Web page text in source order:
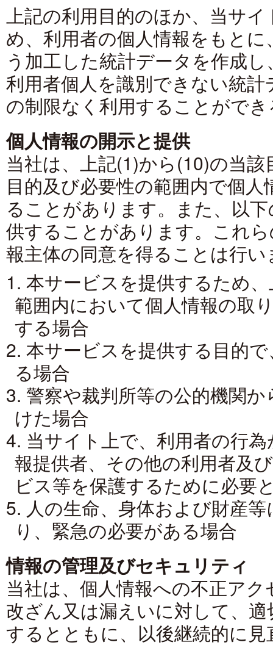
上記の利用目的のほか、当サ
め、利用者の個人情報をもと
う加工した統計データを作成
利用者個人を識別できない統
の制限なく利用することがで
個人情報の開示と提供
当社は、上記(1)から(10)の当
目的及び必要性の範囲内で個
ることがあります。また、以
供することがあります。これ
報主体の同意を得ることは行
1. 本サービスを提供するため
範囲内において個人情報の取
する場合
2. 本サービスを提供する目的
る場合
3. 警察や裁判所等の公的機関
けた場合
4. 当サイト上で、利用者の行
報提供者、その他の利用者及
ビス等を保護するために必要
5. 人の生命、身体および財産
り、緊急の必要がある場合
情報の管理及びセキュリティ
当社は、個人情報への不正ア
改ざん又は漏えいに対して、
するとともに、以後継続的に